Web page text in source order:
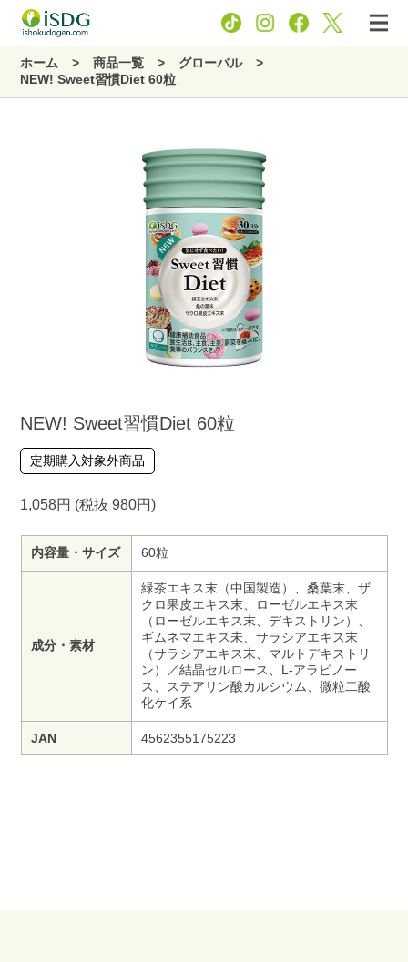
ホーム 商品一覧
グローバル
NEW! Sweet習慣Diet 60粒
NEW! Sweet習慣Diet 60粒
定期購入対象外商品
1,058円 (税抜 980円)
内容量・サイズ 60粒
成分・素材
緑茶エキス末（中国製造）、桑葉末、ザ
クロ果皮エキス末、ローゼルエキス末
（ローゼルエキス末、デキストリン）、
ギムネマエキス未、サラシアエキス末
（サラシアエキス末、マルトデキストリ
ン）／結晶セルロース、L-アラビノー
ス、ステアリン酸カルシウム、微粒二酸
化ケイ系
JAN 4562355175223